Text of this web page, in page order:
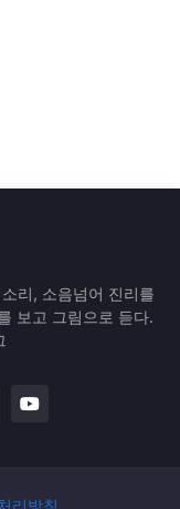
리, 소음넘어 진리를
보고 그림으로 듣다.